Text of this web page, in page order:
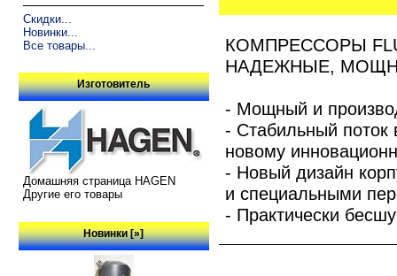
Скидки...
Новинки...
Все товары...
Изготовитель
Домашняя страница HAGEN
Другие его товары
Новинки [»]
КОМПРЕССОРЫ
НАДЕЖНЫЕ,
- Мощный и
- Стабильный поток
новому
- Новый дизайн
и специальными
- Практически